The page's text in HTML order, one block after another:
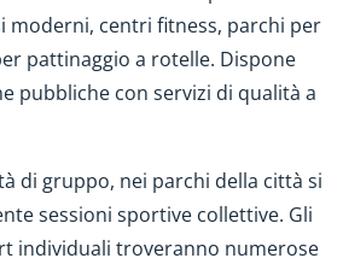
moderni, centri fitness, parchi per
pattinaggio a rotelle. Dispone
pubbliche con servizi di qualità a
di gruppo, nei parchi della città si
sessioni sportive collettive. Gli
individuali troveranno numerose